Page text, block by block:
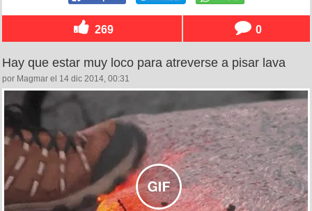
269 0
Hay que estar muy loco para atreverse a pisar lava
por Magmar el 14 dic 2014, 00:31